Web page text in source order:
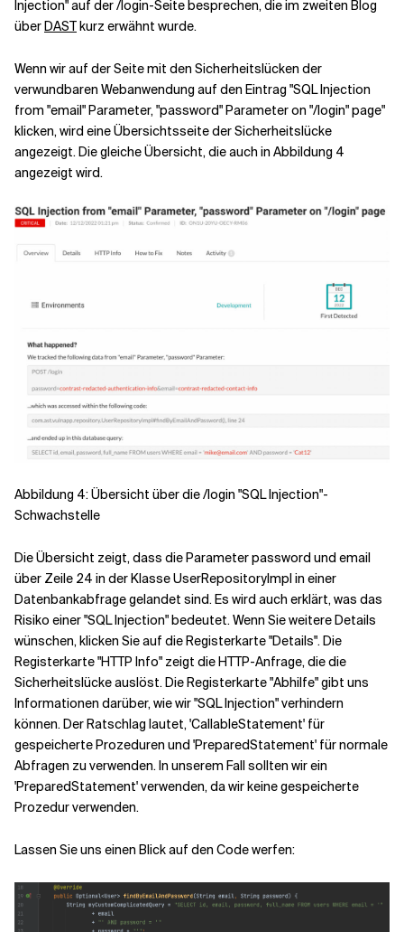
Injection" auf der /login-Seite besprechen, die im zweiten Blog
überDASTkurz erwähnt wurde.
Wenn wir auf der Seite mit den Sicherheitslücken der
verwundbaren Webanwendung auf den Eintrag "SQL Injection
from "email" Parameter, "password" Parameter on "/login" page"
klicken, wird eine Übersichtsseite der Sicherheitslücke
angezeigt. Die gleiche Übersicht, die auch in Abbildung 4
angezeigt wird.
Abbildung 4: Übersicht über die /login "SQL Injection"-
Schwachstelle
Die Übersicht zeigt, dass die Parameter password und email
über Zeile 24 in der Klasse UserRepositoryImpl in einer
Datenbankabfrage gelandet sind. Es wird auch erklärt, was das
Risiko einer "SQL Injection" bedeutet. Wenn Sie weitere Details
wünschen, klicken Sie auf die Registerkarte "Details". Die
Registerkarte "HTTP Info" zeigt die HTTP-Anfrage, die die
Sicherheitslücke auslöst. Die Registerkarte "Abhilfe" gibt uns
Informationen darüber, wie wir "SQL Injection" verhindern
können. Der Ratschlag lautet, 'CallableStatement' für
gespeicherte Prozeduren und 'PreparedStatement' für normale
Abfragen zu verwenden. In unserem Fall sollten wir ein
'PreparedStatement' verwenden, da wir keine gespeicherte
Prozedur verwenden.
Lassen Sie uns einen Blick auf den Code werfen: